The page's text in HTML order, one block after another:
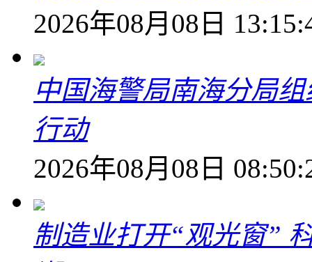
2026年08月08日
中国海警局南海分局
行动
2026年08月08日
制造业打开“观光窗”